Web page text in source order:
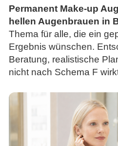
Permanent Make-up
hellen Augenbrauen in
Thema für alle, die ein
Ergebnis wünschen.
Beratung, realistische
nicht nach Schema F